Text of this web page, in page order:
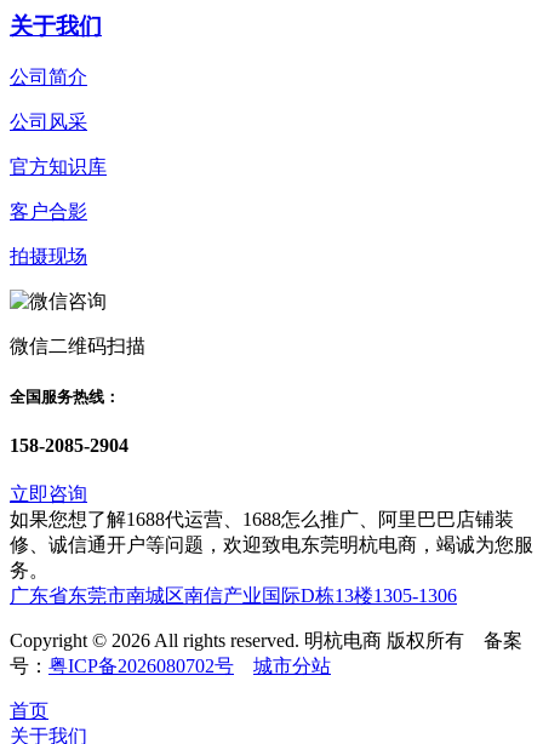
关于我们
公司简介
公司风采
官方知识库
客户合影
拍摄现场
微信二维码扫描
全国服务热线：
158-2085-2904
立即咨询
如果您想了解1688代运营、1688怎么推广、阿里巴巴店铺装
修、诚信通开户等问题，欢迎致电东莞明杭电商，竭诚为您服
务。
广东省东莞市南城区南信产业国际D栋13楼1305-1306
Copyright © 2026 All rights reserved. 明杭电商 版权所有 备案
号： 粤ICP备2026080702号 城市分站
首页
关于我们